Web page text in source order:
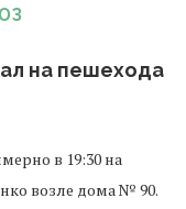
на пешехода
в 19:30 на
возле дома № 90.